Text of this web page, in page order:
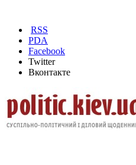
RSS
PDA
Facebook
Twitter
Вконтакте